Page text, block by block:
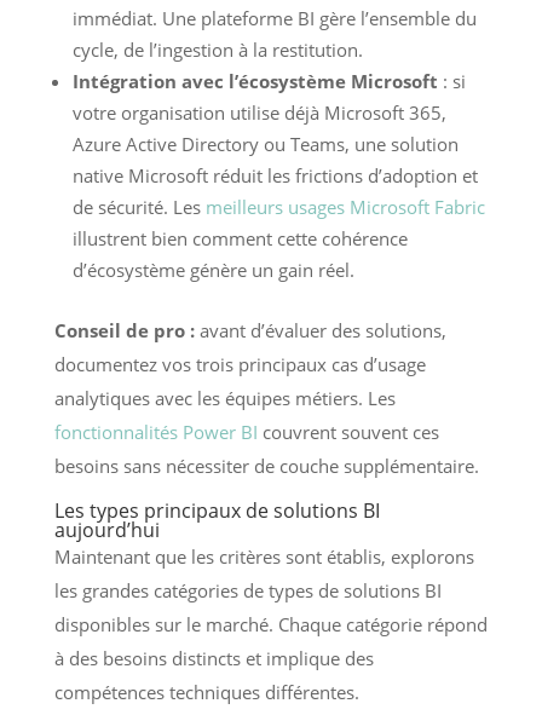
immédiat. Une plateforme BI gère l’ensemble du
cycle, de l’ingestion à la restitution.
Intégration avec l’écosystème Microsoft : si
votre organisation utilise déjà Microsoft 365,
Azure Active Directory ou Teams, une solution
native Microsoft réduit les frictions d’adoption et
de sécurité. Les meilleurs usages Microsoft Fabric
illustrent bien comment cette cohérence
d’écosystème génère un gain réel.
Conseil de pro :avant d’évaluer des solutions,
documentez vos trois principaux cas d’usage
analytiques avec les équipes métiers. Les
fonctionnalités Power BI couvrent souvent ces
besoins sans nécessiter de couche supplémentaire.
Les types principaux de solutions BI
aujourd’hui
Maintenant que les critères sont établis, explorons
les grandes catégories de types de solutions BI
disponibles sur le marché. Chaque catégorie répond
à des besoins distincts et implique des
compétences techniques différentes.